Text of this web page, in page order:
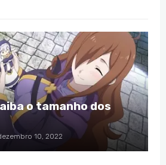
o tamanho dos
10, 2022